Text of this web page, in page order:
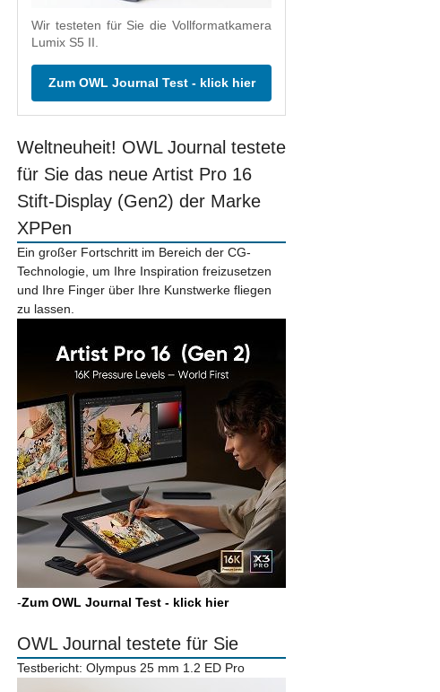
Wir testeten für Sie die Vollformatkamera
Lumix S5 II.
Zum OWL Journal Test - klick hier
Weltneuheit! OWL Journal testete
für Sie das neue Artist Pro 16
Stift-Display (Gen2) der Marke
XPPen
Ein großer Fortschritt im Bereich der CG-
Technologie, um Ihre Inspiration freizusetzen
und Ihre Finger über Ihre Kunstwerke fliegen
zu lassen.
-Zum OWL Journal Test - klick hier
OWL Journal testete für Sie
Testbericht: Olympus 25 mm 1.2 ED Pro